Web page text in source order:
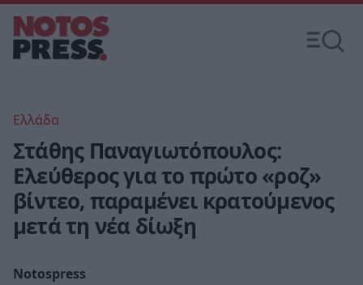
Ελλάδα
Στάθης Παναγιωτόπουλος:
Ελεύθερος για το πρώτο «ροζ»
βίντεο, παραμένει κρατούμενος
μετά τη νέα δίωξη
Notospress